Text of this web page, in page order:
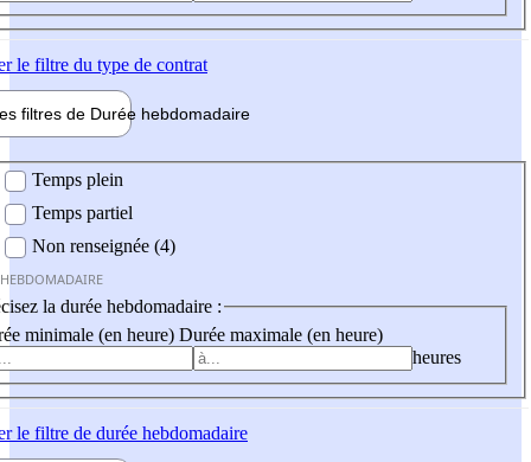
le filtre du type de contrat
filtres de Durée hebdomadaire
Temps plein
Temps partiel
Non renseignée (4)
la durée hebdomadaire :
minimale (en heure) Durée maximale (en heure)
heures
le filtre de durée hebdomadaire